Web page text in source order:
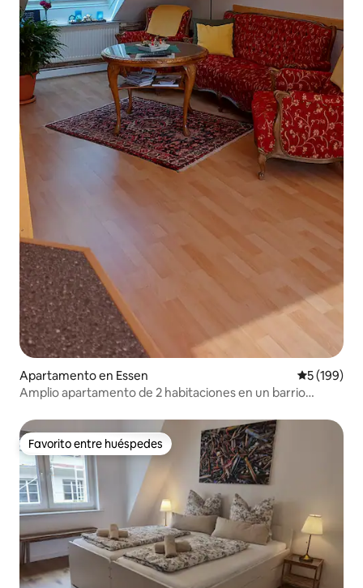
Apartamento en Essen
5 (199)
Amplio apartamento de 2 habitaciones en un barrio
Favorito entre huéspedes
Favorito entre huéspedes